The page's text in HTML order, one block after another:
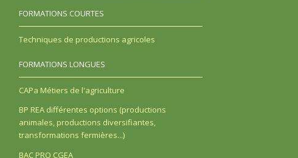
FORMATIONS COURTES
Techniques de productions agricoles
FORMATIONS LONGUES
CAPa Métiers de l'agriculture
BP REA différentes options (productions
animales, productions diversifiantes,
transformations fermières...)
BAC PRO CGEA